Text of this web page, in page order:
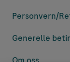
Personvern/
Generelle